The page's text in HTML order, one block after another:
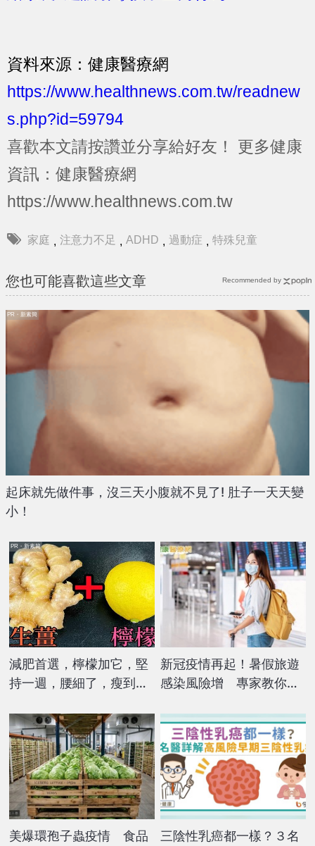
資料來源：健康醫療網
https://www.healthnews.com.tw/readnew
s.php?id=59794
喜歡本文請按讚並分享給好友！
更多健康
資訊：健康醫療網
https://www.healthnews.com.tw
家庭 , 注意力不足 , ADHD , 過動症 , 特殊兒童
您也可能喜歡這些文章
起床就先做件事，沒三天小腹就不見了! 肚子一天天變
小！
PR・新素簡
減肥首選，檸檬加它，堅
持一週，腰細了，瘦到你
PR・新素簡
新冠疫情再起！暑假旅遊
感染風險增 專家教你這
美爆環孢子蟲疫情 食品
三陰性乳癌都一樣？３名
Recommended by